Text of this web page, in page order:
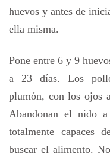
huevos y antes de
ella misma.
Pone entre 6 y 9
a 23 días. Los
plumón, con los ojos
Abandonan el nido
totalmente capaces
buscar el alimento.